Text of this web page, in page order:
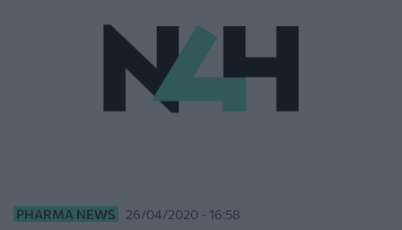
PHARMA NEWS 26/04/2020 - 16:58